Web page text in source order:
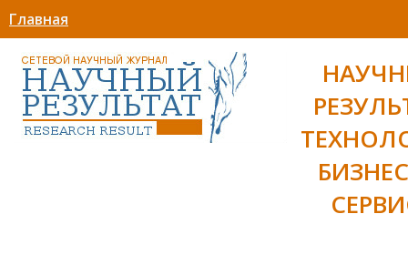
Главная